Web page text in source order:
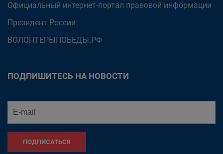
Официальный интернет-портал правовой информации
Президент России
ВОЛОНТЕРЫПОБЕДЫ.РФ
ПОДПИШИТЕСЬ НА НОВОСТИ
ПОДПИСАТЬСЯ